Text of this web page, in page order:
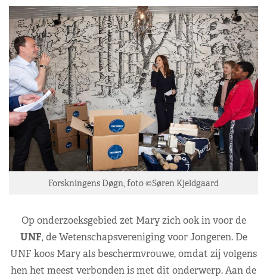
Forskningens Døgn, foto ©Søren Kjeldgaard
Op onderzoeksgebied zet Mary zich ook in voor de
UNF, de Wetenschapsvereniging voor Jongeren. De
UNF koos Mary als beschermvrouwe, omdat zij volgens
hen het meest verbonden is met dit onderwerp. Aan de